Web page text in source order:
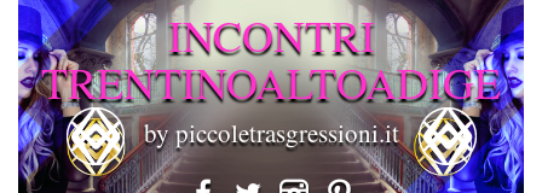
INCONTRI
TRENTINOALTOADIGE
by piccoletrasgressioni.it